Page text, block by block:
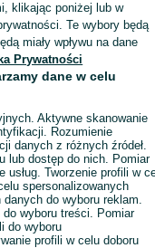
klikając poniżej lub w
Te wybory będą
miały wpływu na dane
Prywatności
dane w celu
Aktywne skanowanie
Rozumienie
danych z różnych źródeł.
lub dostęp do nich. Pomiar
Tworzenie profili w
spersonalizowanych
do wyboru reklam.
wyboru treści. Pomiar
do wyboru
profili w celu doboru